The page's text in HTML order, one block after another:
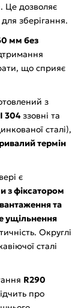
Це дозволяє
зберігання.
мм без
що сприяє
з
304ззовні та
сталі),
термін
є
з фіксатором
та
ущільнення
Округлі
сталі
R290
про